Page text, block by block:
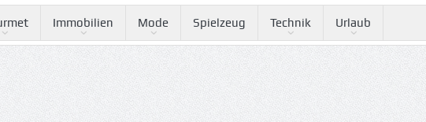
Immobilien Mode Spielzeug Technik Urlaub